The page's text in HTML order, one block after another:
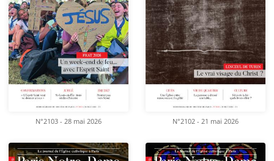
N°2103 - 28 mai 2026 N°2102 - 21 mai 2026